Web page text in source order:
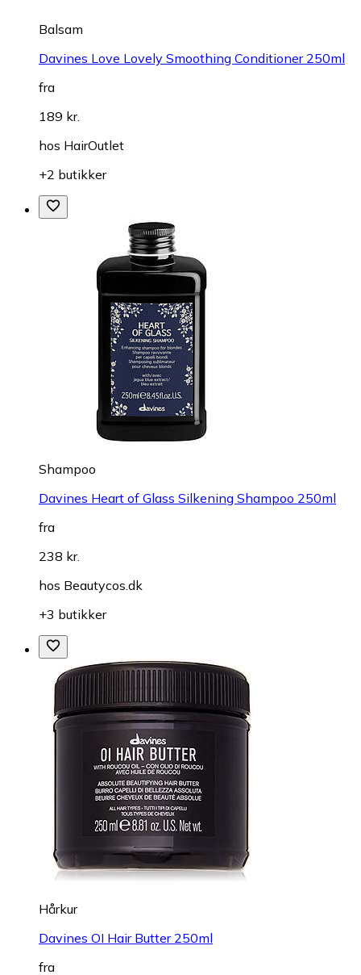
Balsam
Davines Love Lovely Smoothing Conditioner 250ml
fra
189 kr.
hos HairOutlet
+2 butikker
Shampoo
Davines Heart of Glass Silkening Shampoo 250ml
fra
238 kr.
hos Beautycos.dk
+3 butikker
Hårkur
Davines OI Hair Butter 250ml
fra